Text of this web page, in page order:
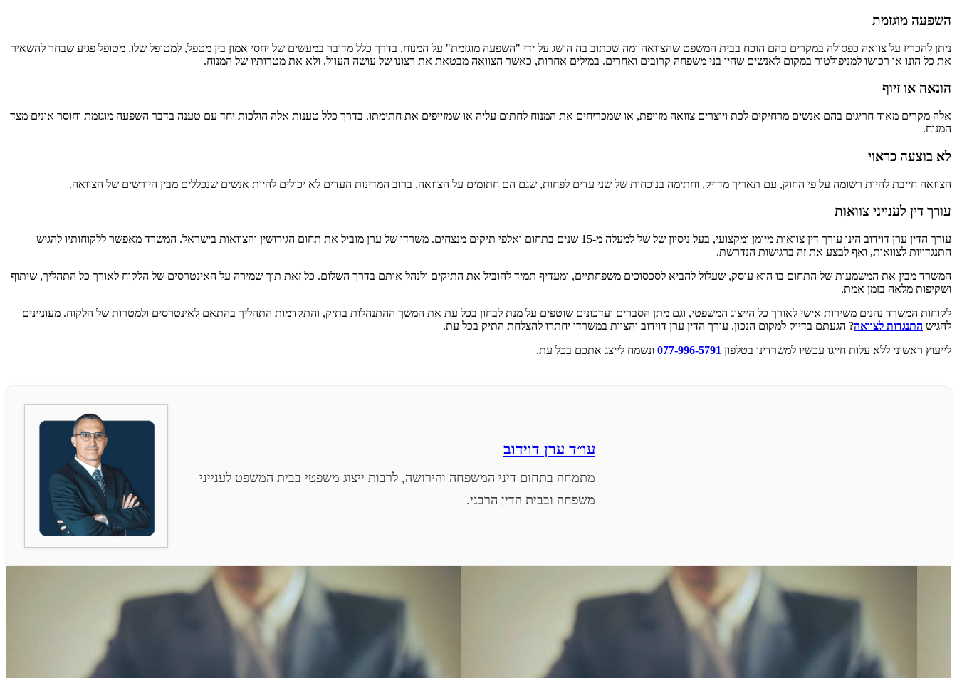
השפעה מוגזמת
ניתן להכריז על צוואה כפסולה במקרים בהם הוכח בבית המשפט שהצוואה ומה שכתוב בה הושג על ידי "השפעה מוגזמת" על המנוח. בדרך כלל מדובר במעשים של יחסי אמון בין מטפל, למטופל שלו. מטופל פגיע שבחר להשאיר
את כל הונו או רכושו למניפולטור במקום לאנשים שהיו בני משפחה קרובים ואחרים. במילים אחרות, כאשר הצוואה מבטאת את רצונו של עושה העוול, ולא את מטרותיו של המנוח.
הונאה או זיוף
אלה מקרים מאוד חריגים בהם אנשים מרחיקים לכת ויוצרים צוואה מזויפת, או שמכריחים את המנוח לחתום עליה או שמזייפים את חתימתו. בדרך כלל טענות אלה הולכות יחד עם טענה בדבר השפעה מוגזמת וחוסר אונים מצד
המנוח.
לא בוצעה כראוי
הצוואה חייבת להיות רשומה על פי החוק, עם תאריך מדויק, וחתימה בנוכחות של שני עדים לפחות, שגם הם חתומים על הצוואה. ברוב המדינות העדים לא יכולים להיות אנשים שנכללים מבין היורשים של הצוואה.
עורך דין לענייני צוואות
עורך הדין ערן דוידוב הינו עורך דין צוואות מיומן ומקצועי, בעל ניסיון של של למעלה מ-15 שנים בתחום ואלפי תיקים מנצחים. משרדו של ערן מוביל את תחום הגירושין והצוואות בישראל. המשרד מאפשר ללקוחותיו להגיש
התנגדויות לצוואות, ואף לבצע את זה ברגישות הנדרשת.
המשרד מבין את המשמעות של התחום בו הוא עוסק, שעלול להביא לסכסוכים משפחתיים, ומעדיף תמיד להוביל את התיקים ולנהל אותם בדרך השלום. כל זאת תוך שמירה על האינטרסים של הלקוח לאורך כל התהליך, שיתוף
ושקיפות מלאה בזמן אמת.
לקוחות המשרד נהנים משירות אישי לאורך כל הייצוג המשפטי, וגם מתן הסברים ועדכונים שוטפים על מנת לבחון בכל עת את המשך ההתנהלות בתיק, והתקדמות התהליך בהתאם לאינטרסים ולמטרות של הלקוח. מעוניינים
להגיש התנגדות לצוואה? הגעתם בדיוק למקום הנכון. עורך הדין ערן דוידוב והצוות במשרדו יחתרו להצלחת התיק בכל עת.
לייעוץ ראשוני ללא עלות חייגו עכשיו למשרדינו בטלפון 077-996-5791 ונשמח לייצג אתכם בכל עת.
עו״ד ערן דוידוב
מתמחה בתחום דיני המשפחה והירושה, לרבות ייצוג משפטי בבית המשפט לענייני
משפחה ובבית הדין הרבני.